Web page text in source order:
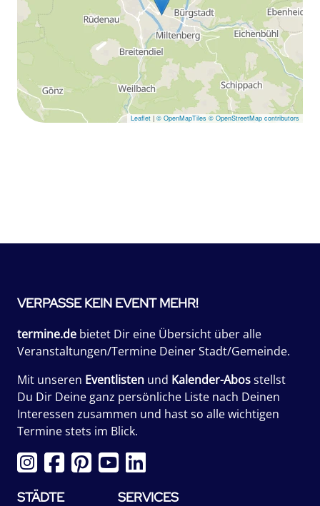
Leaflet | © OpenMapTiles © OpenStreetMap contributors
VERPASSE KEIN EVENT MEHR!
termine.de bietet Dir eine Übersicht über alle
Veranstaltungen/Termine Deiner Stadt/Gemeinde.
Mit unseren Eventlisten und Kalender-Abosstellst
Du Dir Deine ganz persönliche Liste nach Deinen
Interessen zusammen und hast so alle wichtigen
Termine stets im Blick.
STÄDTE SERVICES